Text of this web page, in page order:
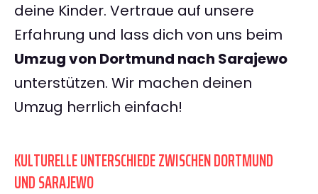
deine Kinder. Vertraue auf unsere
Erfahrung und lass dich von uns beim
Umzug von Dortmund nach Sarajewo
unterstützen. Wir machen deinen
Umzug herrlich einfach!
KULTURELLE UNTERSCHIEDE ZWISCHEN DORTMUND
UND SARAJEWO